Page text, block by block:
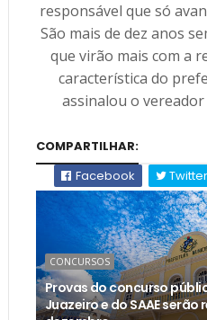
responsável que só
São mais de dez anos
que virão mais com a
característica do
assinalou o
COMPARTILHAR:
Facebook
Twitter
CONCURSOS
Provas do concurso
Juazeiro e do SAAE serão